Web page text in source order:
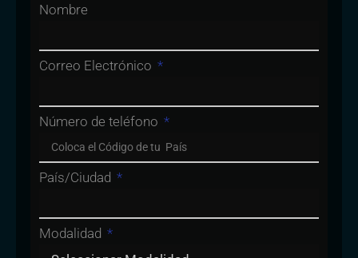
Nombre
Correo Electrónico
Número de teléfono
País/Ciudad
Modalidad